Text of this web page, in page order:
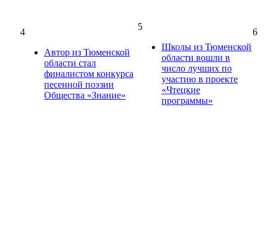
4
Автор из Тюменской
области стал
финалистом конкурса
песенной поэзии
Общества «Знание»
5
Школы из Тюменской
области вошли в
число лучших по
участию в проекте
«Чтецкие
программы»
6